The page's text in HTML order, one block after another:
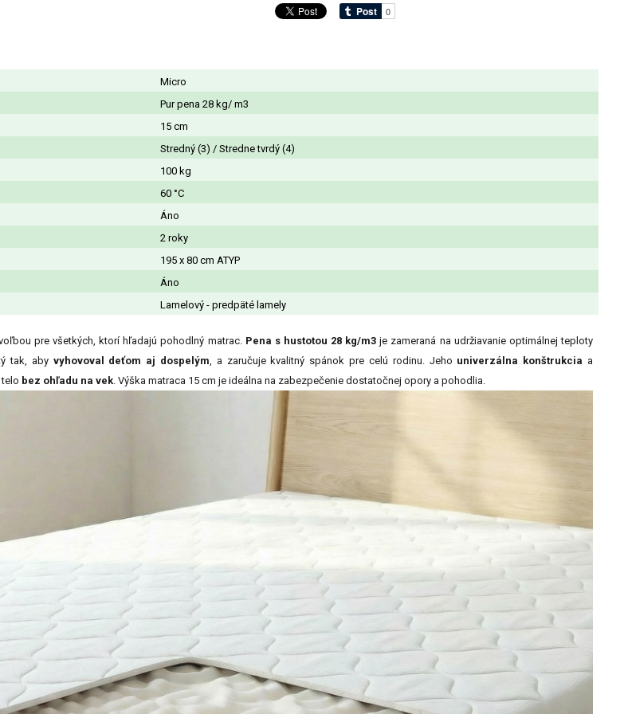
Micro
Pur pena 28 kg/ m3
15 cm
Stredný (3) / Stredne tvrdý (4)
100 kg
60 °C
Áno
2 roky
195 x 80 cm ATYP
Áno
Lamelový - predpäté lamely
pre všetkých, ktorí hľadajú pohodlný matrac. Pena s hustotou 28 kg/m3 je zameraná na udržiavanie optimálnej teploty
tak, aby vyhovoval deťom aj dospelým, a zaručuje kvalitný spánok pre celú rodinu. Jeho univerzálna konštrukcia a
bez ohľadu na vek. Výška matraca 15 cm je ideálna na zabezpečenie dostatočnej opory a pohodlia.